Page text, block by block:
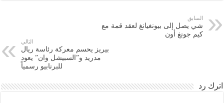
السابق
شي يصل إلى بيونغيانغ لعقد قمة مع
كيم جونغ أون
التالي
بيريز يحسم معركة رئاسة ريال
مدريد و”السبيشل وان” يعود
للبرنابيو رسمياً
اترك رد